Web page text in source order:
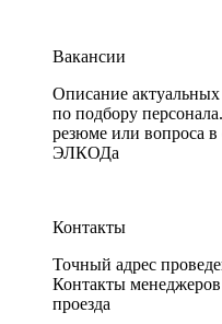
Вакансии
Описание
по подбору
резюме или вопроса в
ЭЛКОДа
Контакты
Точный адрес
Контакты
проезда